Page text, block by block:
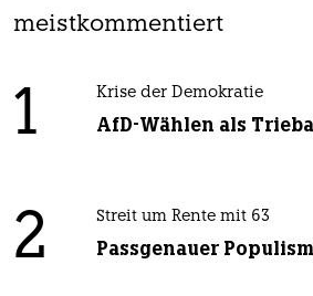
meistkommentiert
1 Krise der Demokratie
AfD-Wählen als
2 Streit um Rente mit 63
Passgenauer